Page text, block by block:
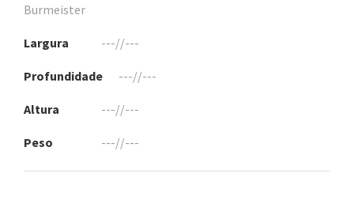
Burmeister
Largura ---//---
Profundidade ---//---
Altura ---//---
Peso ---//---